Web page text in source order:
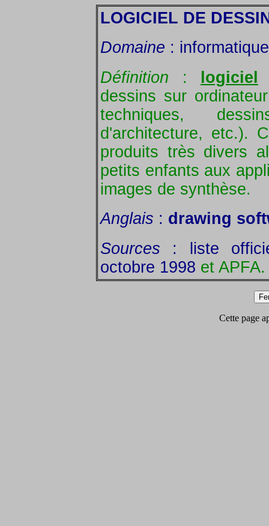
LOGICIEL DE
Domaine :
Définition : logiciel
dessins sur
techniques,
d'architecture, etc.).
produits très divers
petits enfants aux
images de synthèse.
Anglais : drawing
Sources : liste
octobre 1998 et APFA.
Cette page